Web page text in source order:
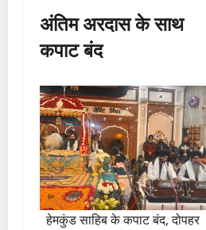
अंतिम अरदास के साथ
कपाट बंद
हेमकुंड साहिब के कपाट बंद, दोपहर